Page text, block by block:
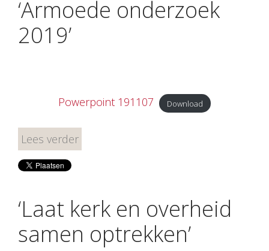
‘Armoede onderzoek
2019’
Powerpoint 191107 Download
Lees verder
‘Laat kerk en overheid
samen optrekken’